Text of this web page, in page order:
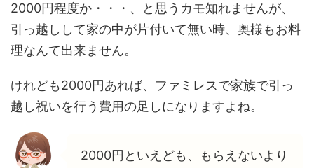
2000円程度か・・・、と思うカモ知れませんが、
引っ越しして家の中が片付いて無い時、奥様もお料
理なんて出来ません。
けれども2000円あれば、ファミレスで家族で引っ
越し祝いを行う費用の足しになりますよね。
2000円といえども、もらえないより